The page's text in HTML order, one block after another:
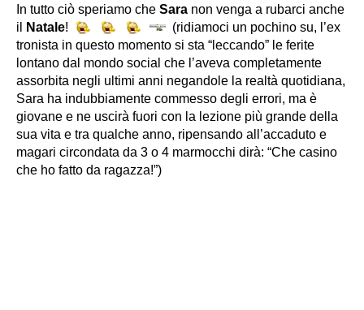
In tutto ciò speriamo che Sara non venga a rubarci anche
il
Natale!
(ridiamoci un pochino su, l’ex
tronista in questo momento si sta “leccando” le ferite
lontano dal mondo social che l’aveva completamente
assorbita negli ultimi anni negandole la realtà quotidiana,
Sara ha indubbiamente commesso degli errori, ma è
giovane e ne uscirà fuori con la lezione più grande della
sua vita e tra qualche anno, ripensando all’accaduto e
magari circondata da 3 o 4 marmocchi dirà: “Che casino
che ho fatto da ragazza!”)